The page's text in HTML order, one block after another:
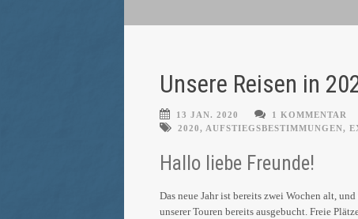
Unsere Reisen in
13 JAN. 2020 1 KOMMENTAR
2020, AUFSTIEGSBESTIMMUNGEN,
Hallo liebe Freunde!
Das neue Jahr ist bereits zwei Wochen alt,
unserer Touren bereits ausgebucht. Freie